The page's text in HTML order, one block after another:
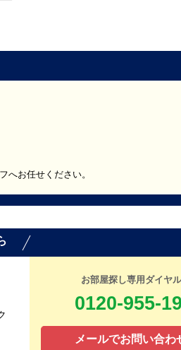
へお任せください。
お部屋探し専用ダイヤル
0120-955-
メールでお問い合わ